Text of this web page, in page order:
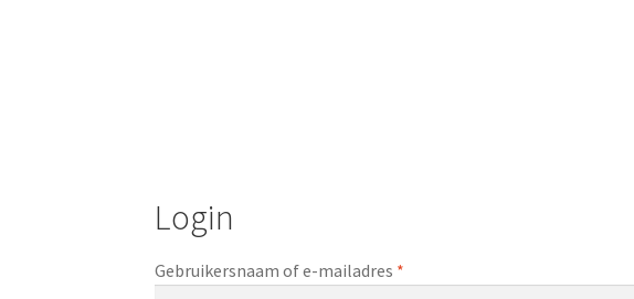
Login
Gebruikersnaam of e-mailadres *